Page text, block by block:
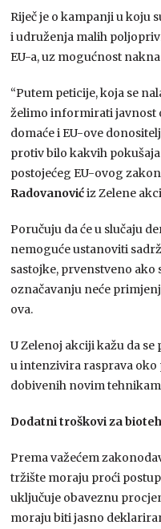
Riječ je o kampanji u koju
i udruženja malih
EU-a, uz mogućnost
“Putem peticije, koja se
želimo informirati javnost
domaće i EU-ove
protiv bilo kakvih
postojećeg EU-ovog
Radovanovićiz Zelene
Poručuju da će u slučaju
nemoguće ustanoviti
sastojke, prvenstveno ako
označavanju neće
ova.
U Zelenoj akciji kažu da
u intenzivira rasprava
dobivenih novim
Dodatni troškovi za
Prema važećem
tržište moraju proći
uključuje obaveznu
moraju biti jasno